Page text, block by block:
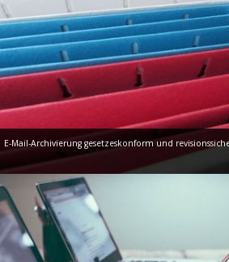
E-Mail-Archivierung gesetzeskonform und